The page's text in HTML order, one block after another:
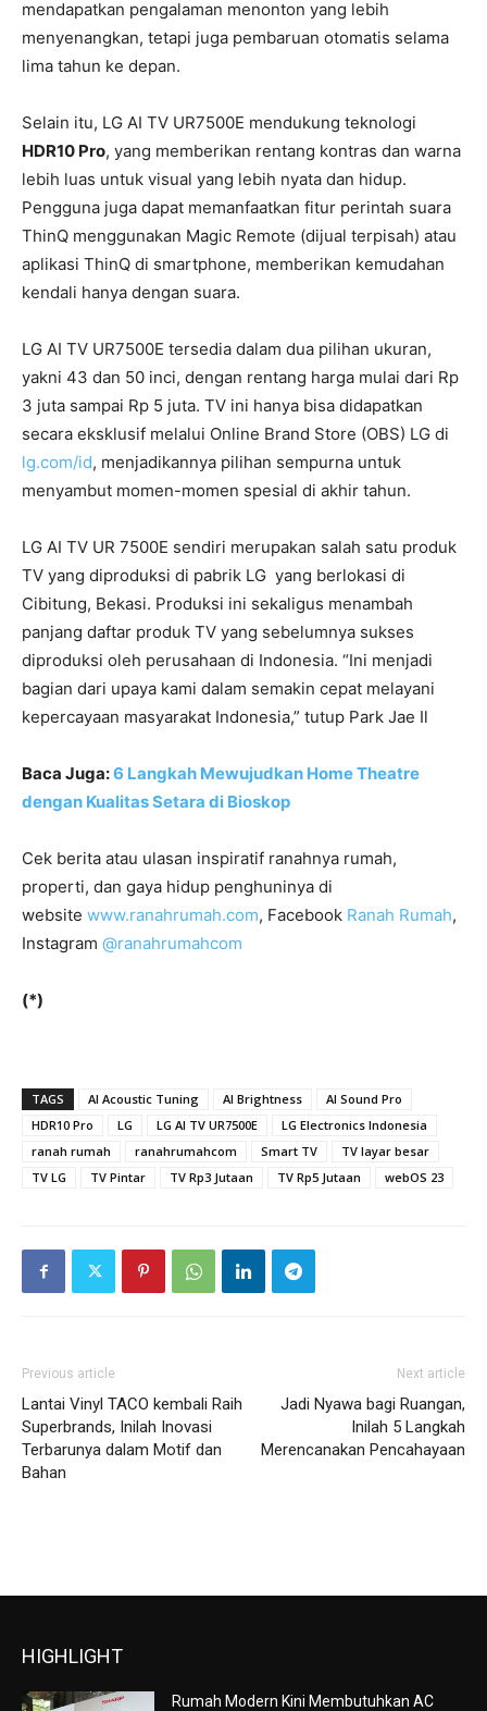
mendapatkan pengalaman menonton yang lebih
menyenangkan, tetapi juga pembaruan otomatis selama
lima tahun ke depan.
Selain itu, LG AI TV UR7500E mendukung teknologi
HDR10 Pro, yang memberikan rentang kontras dan warna
lebih luas untuk visual yang lebih nyata dan hidup.
Pengguna juga dapat memanfaatkan fitur perintah suara
ThinQ menggunakan Magic Remote (dijual terpisah) atau
aplikasi ThinQ di smartphone, memberikan kemudahan
kendali hanya dengan suara.
LG AI TV UR7500E tersedia dalam dua pilihan ukuran,
yakni 43 dan 50 inci, dengan rentang harga mulai dari Rp
3 juta sampai Rp 5 juta. TV ini hanya bisa didapatkan
secara eksklusif melalui Online Brand Store (OBS) LG di
lg.com/id, menjadikannya pilihan sempurna untuk
menyambut momen-momen spesial di akhir tahun.
LG AI TV UR 7500E sendiri merupakan salah satu produk
TV yang diproduksi di pabrik LG yang berlokasi di
Cibitung, Bekasi. Produksi ini sekaligus menambah
panjang daftar produk TV yang sebelumnya sukses
diproduksi oleh perusahaan di Indonesia. “Ini menjadi
bagian dari upaya kami dalam semakin cepat melayani
kepercayaan masyarakat Indonesia,” tutup Park Jae Il
Baca Juga:6 Langkah Mewujudkan Home Theatre
dengan Kualitas Setara di Bioskop
Cek berita atau ulasan inspiratif ranahnya rumah,
properti, dan gaya hidup penghuninya di
website www.ranahrumah.com, Facebook Ranah Rumah,
Instagram @ranahrumahcom
(*)
TAGS AI Acoustic Tuning AI Brightness
AI Sound Pro
HDR10 Pro
LG LG AI TV UR7500E
LG Electronics Indonesia
ranah rumah
ranahrumahcom Smart TV
TV layar besar
TV LG
TV Pintar TV Rp3 Jutaan TV Rp5 Jutaan webOS 23
Previous article
Lantai Vinyl TACO kembali Raih
Superbrands, Inilah Inovasi
Terbarunya dalam Motif dan
Bahan
Next article
Jadi Nyawa bagi Ruangan,
Inilah 5 Langkah
Merencanakan Pencahayaan
HIGHLIGHT
Rumah Modern Kini Membutuhkan AC